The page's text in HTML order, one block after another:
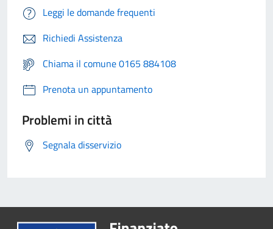
Leggi le domande frequenti
Richiedi Assistenza
Chiama il comune 0165 884108
Prenota un appuntamento
Problemi in città
Segnala disservizio